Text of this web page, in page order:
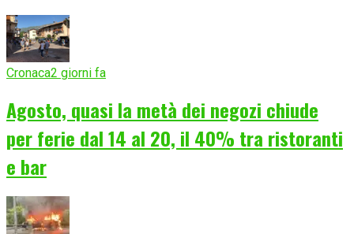
Cronaca2 giorni fa
Agosto, quasi la metà dei negozi chiude
per ferie dal 14 al 20, il 40% tra ristoranti
e bar